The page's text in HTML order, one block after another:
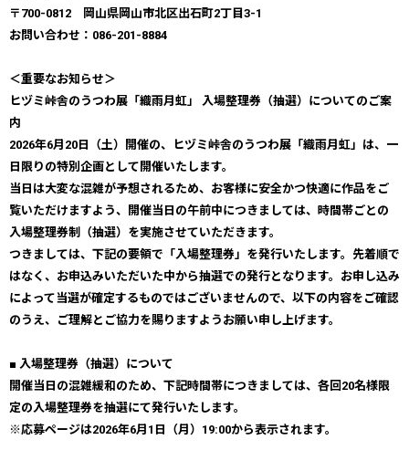
〒700-0812 岡山県岡山市北区出石町2丁目3-1
お問い合わせ：086-201-8884
＜重要なお知らせ＞
ヒヅミ峠舎のうつわ展「織雨月虹」 入場整理券（抽選）についてのご案
内
2026年6月20日（土）開催の、ヒヅミ峠舎のうつわ展「織雨月虹」は、一
日限りの特別企画として開催いたします。
当日は大変な混雑が予想されるため、お客様に安全かつ快適に作品をご
覧いただけますよう、開催当日の午前中につきましては、時間帯ごとの
入場整理券制（抽選）を実施させていただきます。
つきましては、下記の要領で「入場整理券」を発行いたします。先着順で
はなく、お申込みいただいた中から抽選での発行となります。お申し込み
によって当選が確定するものではございませんので、以下の内容をご確認
のうえ、ご理解とご協力を賜りますようお願い申し上げます。
■ 入場整理券（抽選）について
開催当日の混雑緩和のため、下記時間帯につきましては、各回20名様限
定の入場整理券を抽選にて発行いたします。
※応募ページは2026年6月1日（月）19:00から表示されます。